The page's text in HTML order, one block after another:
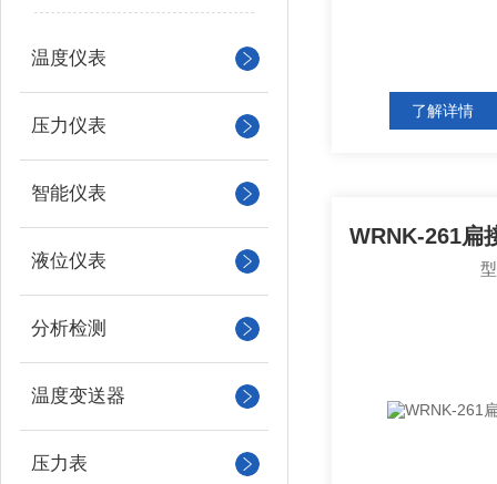
温度仪表
压力仪表
智能仪表
液位仪表
分析检测
温度变送器
压力表
了解详情
WRNK-261扁